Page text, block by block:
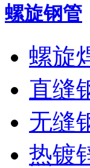
螺旋钢管
螺旋
直缝
无缝
热镀